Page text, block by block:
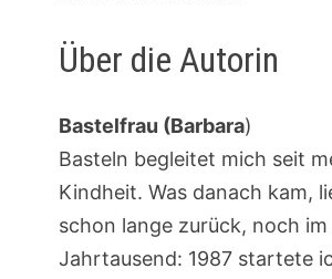
Über die Autorin
Bastelfrau (Barbara)
Basteln begleitet mich seit
Kindheit. Was danach kam,
schon lange zurück, noch
Jahrtausend: 1987 startete